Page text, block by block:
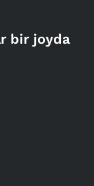
bir joyda